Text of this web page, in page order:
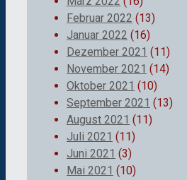
Februar 2022 (13)
Januar 2022 (16)
Dezember 2021 (11)
November 2021 (14)
Oktober 2021 (10)
September 2021 (13)
August 2021 (11)
Juli 2021 (11)
Juni 2021 (3)
Mai 2021 (10)